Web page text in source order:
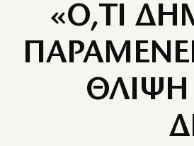
«Ο,ΤΙ
ΘΛΙΨΗ